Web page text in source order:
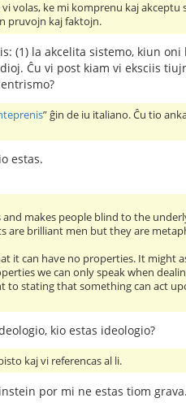
volas, ke mi komprenu kaj
pruvojn kaj faktojn.
la akcelita sistemo, kiun oni
Ĉu vi post kiam vi eksciis
” ĝin de iu italiano. Ĉu tio
estas.
makes people blind to the
are brilliant men but they are
it can have no properties. It might
we can only speak when
to stating that something can act
kio estas ideologio?
kaj vi referencas al li.
por mi ne estas tiom grava.